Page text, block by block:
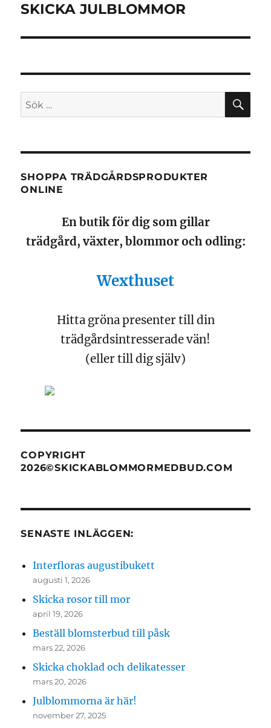
SKICKA JULBLOMMOR
Sök
efter:
SHOPPA TRÄDGÅRDSPRODUKTER
ONLINE
En butik för dig som gillar
trädgård, växter, blommor och odling:
Wexthuset
Hitta gröna presenter till din
trädgårdsintresserade vän!
(eller till dig själv)
COPYRIGHT
2026©SKICKABLOMMORMEDBUD.COM
SENASTE INLÄGGEN:
Interfloras augustibukett
augusti 1, 2026
Skicka rosor till mor
april 19, 2026
Beställ blomsterbud till påsk
mars 22, 2026
Skicka choklad och delikatesser
mars 20, 2026
Julblommorna är här!
november 27, 2025